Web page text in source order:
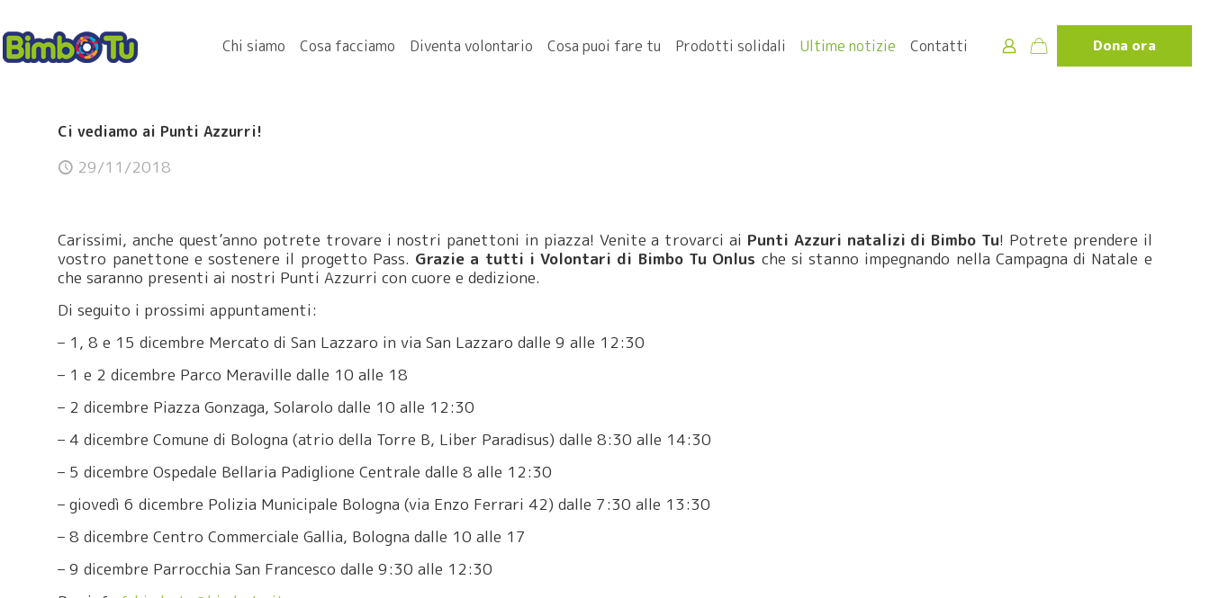
Chi siamo Cosa facciamo Diventa volontario Cosa puoi fare tu Prodotti solidali Ultime notizie Contatti Dona ora
Ci vediamo ai Punti Azzurri!
29/11/2018
Carissimi, anche quest’anno potrete trovare i nostri panettoni in piazza! Venite a trovarci ai Punti Azzuri natalizi di Bimbo Tu! Potrete prendere il
vostro panettone e sostenere il progetto Pass. Grazie a tutti i Volontari di Bimbo Tu Onlus che si stanno impegnando nella Campagna di Natale e
che saranno presenti ai nostri Punti Azzurri con cuore e dedizione.
Di seguito i prossimi appuntamenti:
– 1, 8 e 15 dicembre Mercato di San Lazzaro in via San Lazzaro dalle 9 alle 12:30
– 1 e 2 dicembre Parco Meraville dalle 10 alle 18
– 2 dicembre Piazza Gonzaga, Solarolo dalle 10 alle 12:30
– 4 dicembre Comune di Bologna (atrio della Torre B, Liber Paradisus) dalle 8:30 alle 14:30
– 5 dicembre Ospedale Bellaria Padiglione Centrale dalle 8 alle 12:30
– giovedì 6 dicembre Polizia Municipale Bologna (via Enzo Ferrari 42) dalle 7:30 alle 13:30
– 8 dicembre Centro Commerciale Gallia, Bologna dalle 10 alle 17
– 9 dicembre Parrocchia San Francesco dalle 9:30 alle 12:30